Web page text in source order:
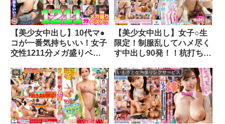
【美少女中出し】10代マ●
コが一番気持ちいい！女子
交性1211分メガ盛りベス
【美少女中出し】女子○生
限定！制服乱してハメ尽く
す中出し90発！！杭打ち騎
4K いもうとケータリングサービス